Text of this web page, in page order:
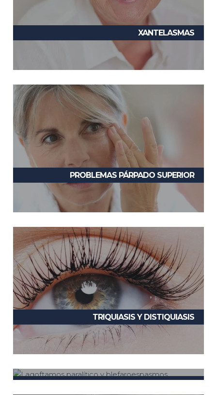
XANTELASMAS
PROBLEMAS PÁRPADO SUPERIOR
TRIQUIASIS Y DISTIQUIASIS